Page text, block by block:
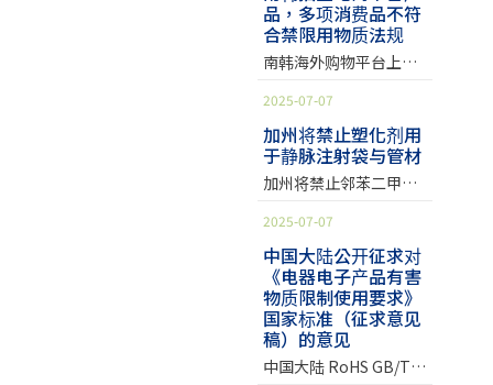
找到相关的产品和公
司，挪威环境署从海关
的进口清单中，搜寻相
从产品进口数据中，挑
选来自欧盟地区以外的
原产国和输出国公司，
作为稽查对象。 总共采
如：搅拌机、电子式温
度计、智能秤重勺、蛋
糕纸杯等多项产品。首
先以手持式 XRF 枪筛
选、检查产品中重金属
含量并了解材料类型
后，将筛选出来的 36 种
式具有通式为
CnF(2n+1)-COOH、
CnF(2n+1)-COOX’或
CnF(2n+1)-X的化合
团；X=除了F、Cl与Br
组成的任何基团，其化
学结构式主要由碳原子
高强度的碳-氟键结促成
了这类型物质的极端稳
定性。这类型物质是属
于全氟和多氟烷基物质
(Per/Polyfluorinated
alkylated substances,
PFAS)中的一大类，可
结：[法规原文][包材官
网]
些商品不符合欧盟
RoHS、REACH和POPs
规范，违规品主要来自
规商品进行罚锾和下架
处理。 瑞典化学品管理
局（KEMI）公布一项调
查发现，从81个知名购
物网站购买的商品里，
有多达四分之三的商品
含有铅、镉和邻苯二甲
酸盐等违禁有害物质。
此次调查出来的违法商
品范围涵盖了玩具、珠
宝首饰、电子设备、软
塑料类…等商品。这些
品，多项消费品不符
合禁限用物质法规
南韩海外购物平台上多
物质，相关部门已停止
销售并展开后续调查 海
外购物平台多项热卖产
品违规 近期一项针对南
购平台热卖商品的调查
显示，许多商品的危害
物质含量已超过法定限
值。调查中发现，约
16% 的儿童产品含有超
标禁限用物质，日常家
用产品中也有 7% 不符
2025-07-07
加州将禁止塑化剂用
于静脉注射袋与管材
加州将禁止邻苯二甲酸
(Phthalates) 用于静脉
注射袋及管材 医材中的
塑化剂将面临管制 2024
年 9 月 25 日由加州州长
签署并公告的一项措施
(California AB 2300)，
将于 2030 年 1 月 1 日
2025-07-07
中国大陆公开征求对
《电器电子产品有害
物质限制使用要求》
国家标准（征求意见
稿）的意见
中国大陆 RoHS GB/T